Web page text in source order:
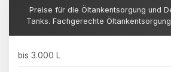
Preise für die Öltankentsorgung und
Tanks. Fachgerechte
bis 3.000 L